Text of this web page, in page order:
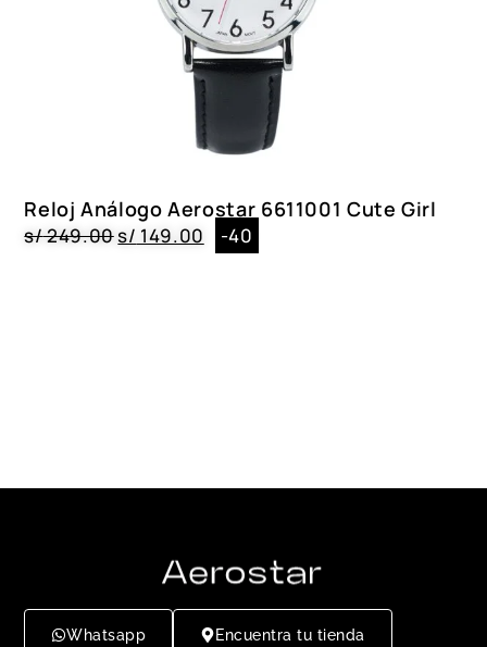
Reloj Análogo Aerostar 6611001 Cute Girl
s/249.00s/ 149.00 -40
Whatsapp Encuentra tu tienda